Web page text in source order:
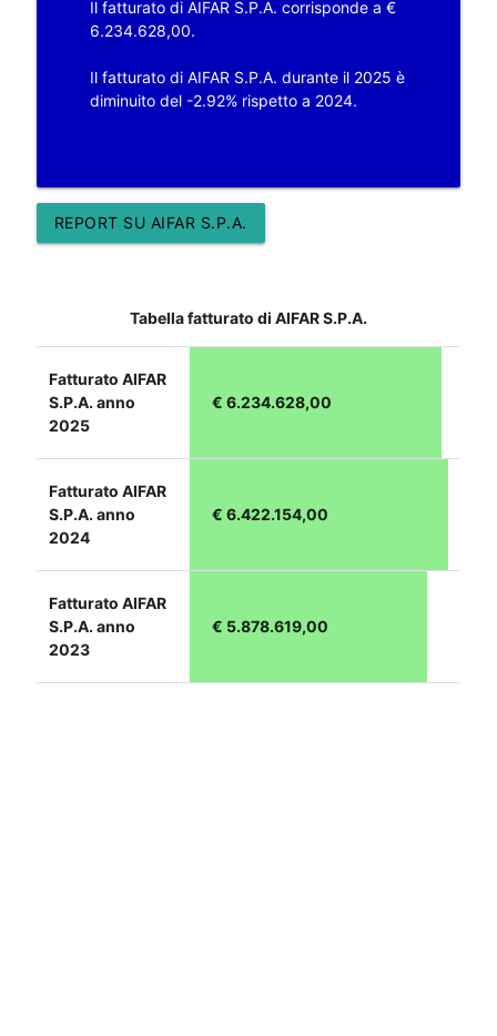
Il fatturato di AIFAR S.P.A. corrisponde a €
6.234.628,00.
Il fatturato di AIFAR S.P.A. durante il 2025 è
diminuito del -2.92% rispetto a 2024.
REPORT SU AIFAR S.P.A.
Tabella fatturato di AIFAR S.P.A.
Fatturato AIFAR
S.P.A. anno
2025
€ 6.234.628,00
Fatturato AIFAR
S.P.A. anno
2024
€ 6.422.154,00
Fatturato AIFAR
S.P.A. anno
2023
€ 5.878.619,00